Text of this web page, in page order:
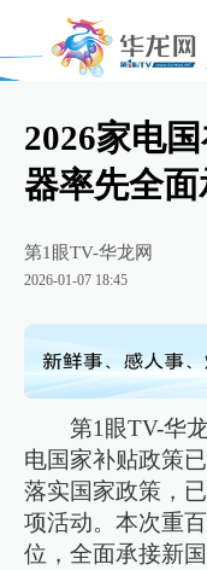
2026家电
器率先全
第1眼TV-华龙网
2026-01-07 18:45
第1眼TV-华
电国家补贴政策
落实国家政策，
项活动。本次重
位，全面承接新